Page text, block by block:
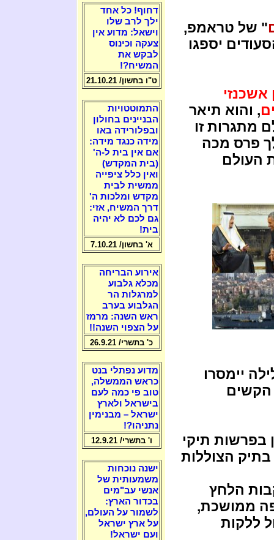
" של טראמפ,
יספגו
, והוא תיאר
מתגרות זו
פרס מכה
העולם
יימסרו
הקשים
בפרשות תיקי
בתיק הצוללות
הלחץ
ממושכת,
ללקות
דחוף! כל אחד
ילך לרב שלו
וישאל: מדוע אין
צעקה וכינוס
לבקש את
המשיח?!
ט"ו בחשון/ 21.10.21
התמוטטויות
הבניינים בחולון
ובפלורידה באו
מידה כנגד מידה:
אם אין בית ל-ה'
(בית המקדש)
ואין כלל ציפייה
ממשית לבית
מקדש ומלכות ה'
דרך המשיח, אזי:
גם לכם לא יהיה
בית!
א' בחשון/ 7.10.21
אירוע הבריחה
מכלא גלבוע
למרגלות הר
הגלבוע בערב
ראש השנה: מרמז
על הצפוי השנה!!
כ' בתשרי/ 26.9.21
מדוע נפתלי בנט
כראש הממשלה,
טוב פי כמה לעם
בישראל ולארץ
ישראל – מבנימין
נתניהו?!
ו' בתשרי/ 12.9.21
ישנה נוכחות
משמעותית של
אנשי עב"מים
בכדור הארץ:
לשמור על העולם,
על ארץ ישראל
ועם ישראל!